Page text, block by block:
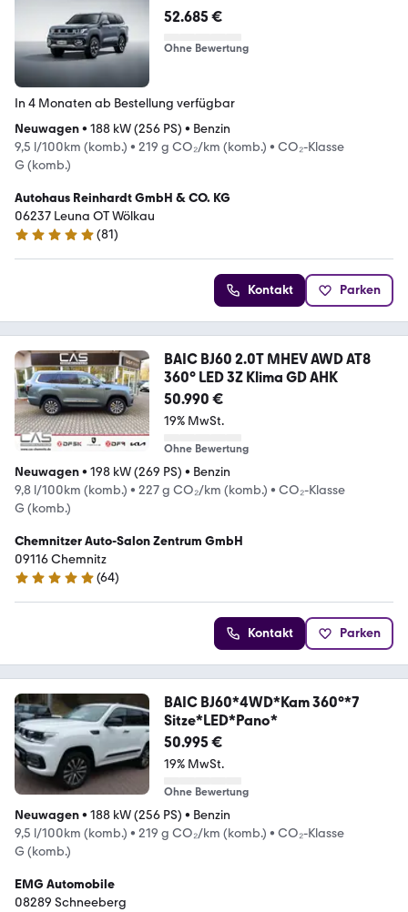
52.685 €
Ohne Bewertung
In 4 Monaten ab Bestellung verfügbar
Neuwagen• 188 kW (256 PS) • Benzin
9,5 l/100km (komb.) • 219 g CO₂/km (komb.) • CO₂-Klasse
G (komb.)
Autohaus Reinhardt GmbH & CO. KG
06237 Leuna OT Wölkau
5 Sterne
(81)
Kontakt Parken
BAIC BJ60 2.0T MHEV AWD AT8
360° LED 3Z Klima GD AHK
50.990 €
19% MwSt.
Ohne Bewertung
Neuwagen• 198 kW (269 PS) • Benzin
9,8 l/100km (komb.) • 227 g CO₂/km (komb.) • CO₂-Klasse
G (komb.)
Chemnitzer Auto-Salon Zentrum GmbH
09116 Chemnitz
4.9 Sterne
(64)
Kontakt Parken
BAIC BJ60*4WD*Kam 360°*7
Sitze*LED*Pano*
50.995 €
19% MwSt.
Ohne Bewertung
Neuwagen• 188 kW (256 PS) • Benzin
9,5 l/100km (komb.) • 219 g CO₂/km (komb.) • CO₂-Klasse
G (komb.)
EMG Automobile
08289 Schneeberg